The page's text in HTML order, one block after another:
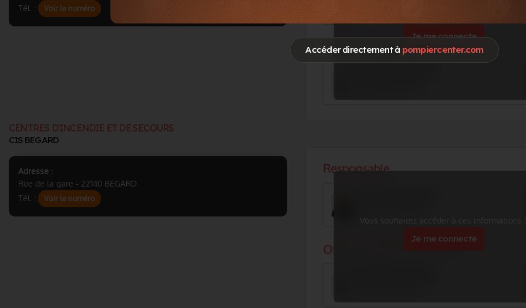
Accéder directement à pompiercenter.com
Tél. :
Voir le numéro
Je me connecte
CENTRES D'INCENDIE ET DE SECOURS
CIS BEGARD
Adresse :
Rue de la gare - 22140 BEGARD
Tél. :
Voir le numéro
Vous souhaitez accéder à ces informations
Je me connecte